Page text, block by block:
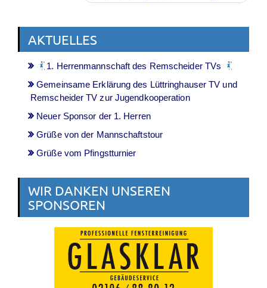
AKTUELLES
1. Herrenmannschaft des Remscheider TVs
Gemeinsame Erklärung des Lüttringhauser TV und
Remscheider TV zur Jugendkooperation
Neuer Sponsor der 1. Herren
Grüße von der Mannschaftstour
Grüße vom Pfingstturnier
WIR DANKEN UNSEREN
SPONSOREN